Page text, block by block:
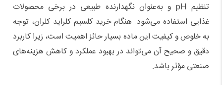
تنظیمpHو به‌عنوان نگهدارنده طبیعی در برخی محصولات
غذایی استفاده می‌شود. هنگام خرید کلسیم کلراید کلران، توجه
به خلوص و کیفیت این ماده بسیار حائز اهمیت است، زیرا کاربرد
دقیق و صحیح آن می‌تواند در بهبود عملکرد و کاهش هزینه‌های
صنعتی مؤثر باشد.